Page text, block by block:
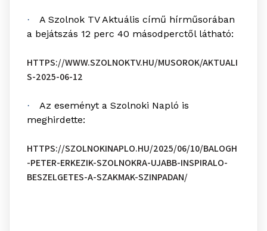
·
A Szolnok TV Aktuális című hírműsorában
a bejátszás 12 perc 40 másodperctől látható:
HTTPS://WWW.SZOLNOKTV.HU/MUSOROK/AKTUALI
S-2025-06-12
·
Az eseményt a Szolnoki Napló is
meghirdette:
HTTPS://SZOLNOKINAPLO.HU/2025/06/10/BALOGH
-PETER-ERKEZIK-SZOLNOKRA-UJABB-INSPIRALO-
BESZELGETES-A-SZAKMAK-SZINPADAN/